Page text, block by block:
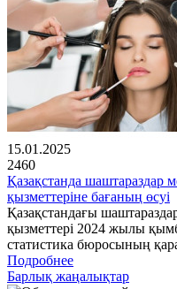
15.01.2025
2460
Қазақстанда шаштараздар
қызметтеріне бағаның өсуі
Қазақстандағы
қызметтері 2024 жылы
статистика бюросының
Подробнее
Барлық жаңалықтар